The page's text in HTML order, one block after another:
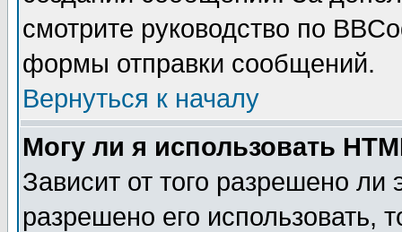
смотрите руководство по
формы отправки сообщений.
Вернуться к началу
Могу ли я использовать
Зависит от того разрешено
разрешено его использовать,